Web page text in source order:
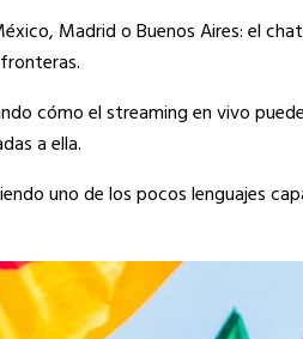
Madrid o Buenos Aires: el
cómo el streaming en vivo
a ella.
uno de los pocos lenguajes